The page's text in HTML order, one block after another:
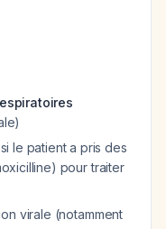
si le patient a pris des
pour traiter
virale (notamment